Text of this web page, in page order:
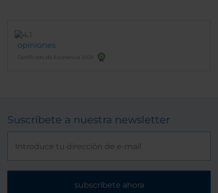
opiniones
Certificado de Excelencia 2025
Suscríbete a nuestra newsletter
subscríbete ahora